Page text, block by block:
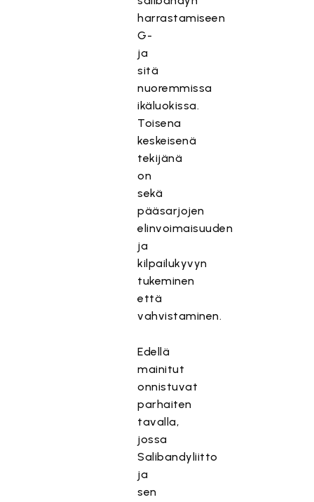
harrastamiseen
G-
ja
sitä
nuoremmissa
ikäluokissa.
Toisena
keskeisenä
tekijänä
on
sekä
pääsarjojen
elinvoimaisuuden
ja
kilpailukyvyn
tukeminen
että
vahvistaminen.
Edellä
mainitut
onnistuvat
parhaiten
tavalla,
jossa
Salibandyliitto
ja
sen